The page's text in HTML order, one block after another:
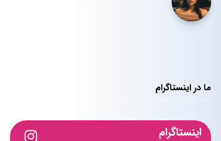
ما در اینستاگرام
اینستاگرام